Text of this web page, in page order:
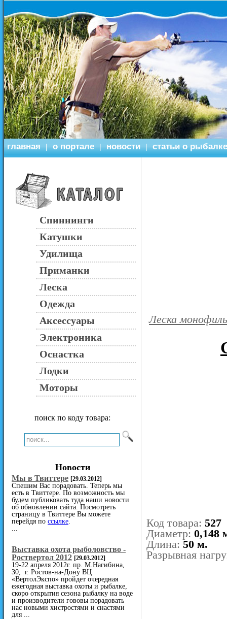
главная | о портале | новости | статьи о рыбалке
Спиннинги
Катушки
Удилища
Приманки
Леска
Одежда
Аксессуары
Электроника
Оснастка
Лодки
Моторы
поиск по коду товара:
Новости
Мы в Твиттере [29.03.2012]
Спешим Вас порадовать. Теперь мы
есть в Твиттере. По возможность мы
будем публиковать туда наши новости
об обновлении сайта. Посмотреть
страницу в Твиттере Вы можете
перейдя по ссылке
Выставка охота рыболовство -
Роствертол 2012 [29.03.2012]
19-22 апреля 2012г. пр. М.Нагибина,
30, г. Ростов-на-Дону ВЦ
«ВертолЭкспо» пройдет очередная
ежегодная выставка охоты и рыбалке,
скоро открытия сезона рыбалку на воде
и производители гововы порадовать
нас новыми хистростями и снастями
для ...
Леска
Код товара: 527
Диаметр: 0,148
Длина:50 м.
Разрывная